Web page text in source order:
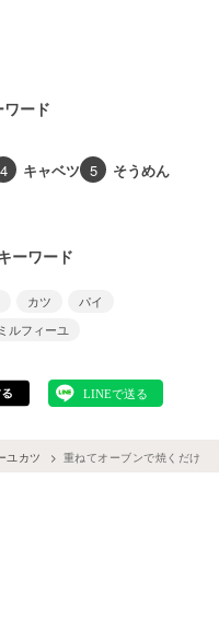
ード
4 キャベツ 5 そうめん
ーワード
カツ
パイ
ミルフィーユ
ユカツ 重ねてオーブンで焼くだけ